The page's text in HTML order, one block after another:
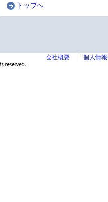
トップへ
会社概要 個人情